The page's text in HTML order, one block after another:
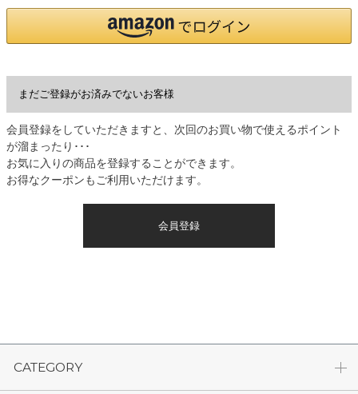
まだご登録がお済みでないお客様
会員登録をしていただきますと、次回のお買い物で使えるポイント
が溜まったり･･･
お気に入りの商品を登録することができます。
お得なクーポンもご利用いただけます。
会員登録
CATEGORY